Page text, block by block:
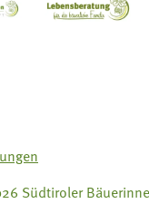
Mit
Südtiroler